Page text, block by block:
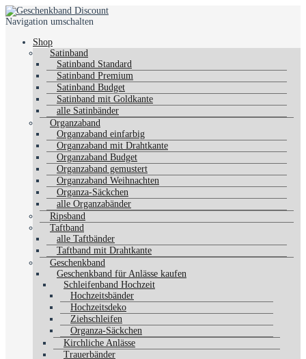
Navigation umschalten
Shop
Satinband
Satinband Standard
Satinband Premium
Satinband Budget
Satinband mit Goldkante
alle Satinbänder
Organzaband
Organzaband einfarbig
Organzaband mit Drahtkante
Organzaband Budget
Organzaband gemustert
Organzaband Weihnachten
Organza-Säckchen
alle Organzabänder
Ripsband
Taftband
alle Taftbänder
Taftband mit Drahtkante
Geschenkband
Geschenkband für Anlässe kaufen
Schleifenband Hochzeit
Hochzeitsbänder
Hochzeitsdeko
Ziehschleifen
Organza-Säckchen
Kirchliche Anlässe
Trauerbänder